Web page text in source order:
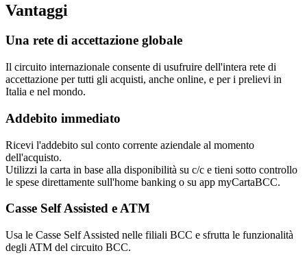
Vantaggi
Una rete di accettazione globale
Il circuito internazionale consente di usufruire dell'intera rete di
accettazione per tutti gli acquisti, anche online, e per i prelievi in
Italia e nel mondo.
Addebito immediato
Ricevi l'addebito sul conto corrente aziendale al momento
dell'acquisto.
Utilizzi la carta in base alla disponibilità su c/c e tieni sotto controllo
le spese direttamente sull'home banking o su app myCartaBCC.
Casse Self Assisted e ATM
Usa le Casse Self Assisted nelle filiali BCC e sfrutta le funzionalità
degli ATM del circuito BCC.